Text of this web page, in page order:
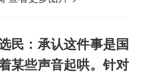
民：承认这件事是国
某些声音起哄。针对